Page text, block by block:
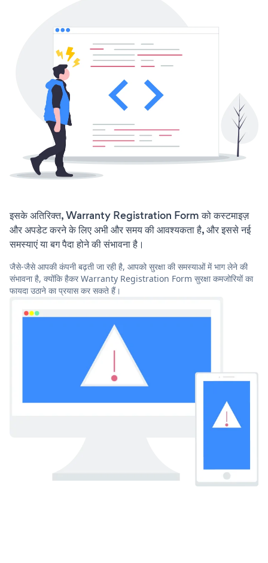
इसके अतिरिक्त, Warranty Registration Form को कस्टमाइज़
और अपडेट करने के लिए अभी और समय की आवश्यकता है, और इससे नई
समस्याएं या बग पैदा होने की संभावना है।
जैसे-जैसे आपकी कंपनी बढ़ती जा रही है, आपको सुरक्षा की समस्याओं में भाग लेने की
संभावना है, क्योंकि हैकर Warranty Registration Form सुरक्षा कमजोरियों का
फायदा उठाने का प्रयास कर सकते हैं।